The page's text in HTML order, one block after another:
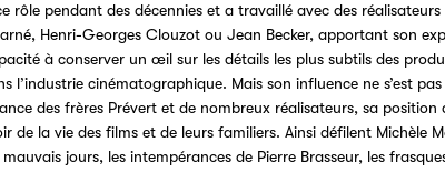
rôle pendant des décennies et a travaillé avec des
Henri-Georges Clouzot ou Jean Becker, apportant son
à conserver un œil sur les détails les plus subtils des
l’industrie cinématographique. Mais son influence ne s’est pas
des frères Prévert et de nombreux réalisateurs, sa position
de la vie des films et de leurs familiers. Ainsi défilent Michèle
jours, les intempérances de Pierre Brasseur, les